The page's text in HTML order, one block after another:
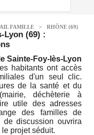
FAMILLE > RHÔNE (69)
Lyon (69) :
Sainte-Foy-lès-Lyon
habitants ont accès
d'un seul clic.
de la santé et du
déchèterie à
utile des adresses
des familles de
de discussion ouvrira
projet séduit.